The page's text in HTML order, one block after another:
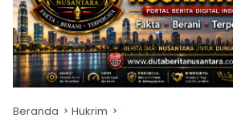
Beranda Hukrim